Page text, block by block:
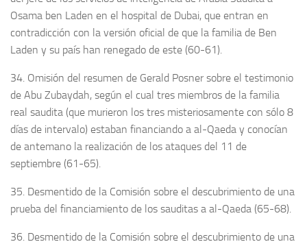
Osama ben Laden en el hospital de Dubai, que entran en
contradicción con la versión oficial de que la familia de Ben
Laden y su país han renegado de este (60-61).
34. Omisión del resumen de Gerald Posner sobre el testimonio
de Abu Zubaydah, según el cual tres miembros de la familia
real saudita (que murieron los tres misteriosamente con sólo 8
días de intervalo) estaban financiando a al-Qaeda y conocían
de antemano la realización de los ataques del 11 de
septiembre (61-65).
35. Desmentido de la Comisión sobre el descubrimiento de una
prueba del financiamiento de los sauditas a al-Qaeda (65-68).
36. Desmentido de la Comisión sobre el descubrimiento de una